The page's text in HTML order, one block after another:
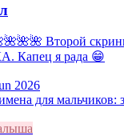
Второй
Капец я рада 😁
2026